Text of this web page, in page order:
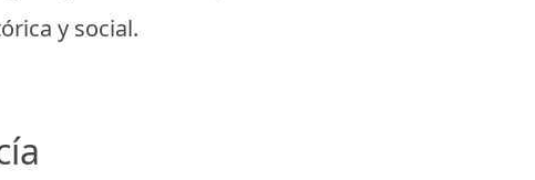
y social.